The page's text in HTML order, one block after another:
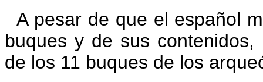
A pesar de que el español
buques y de sus
de los 11 buques de los